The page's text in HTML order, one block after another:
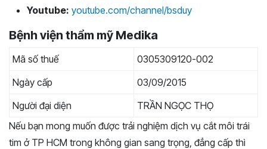
Youtube: youtube.com/channel/bsduy
Bệnh viện thẩm mỹ Medika
Mã số thuế
0305309120-002
Ngày cấp
03/09/2015
Người đại diện
TRẦN NGỌC THỌ
Nếu bạn mong muốn được trải nghiệm dịch vụ cắt môi trái
tim ở TP HCM trong không gian sang trọng, đẳng cấp thì